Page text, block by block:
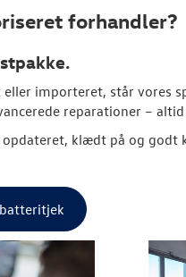
forhandler?
eller importeret, står vores
reparationer –
klædt på og godt